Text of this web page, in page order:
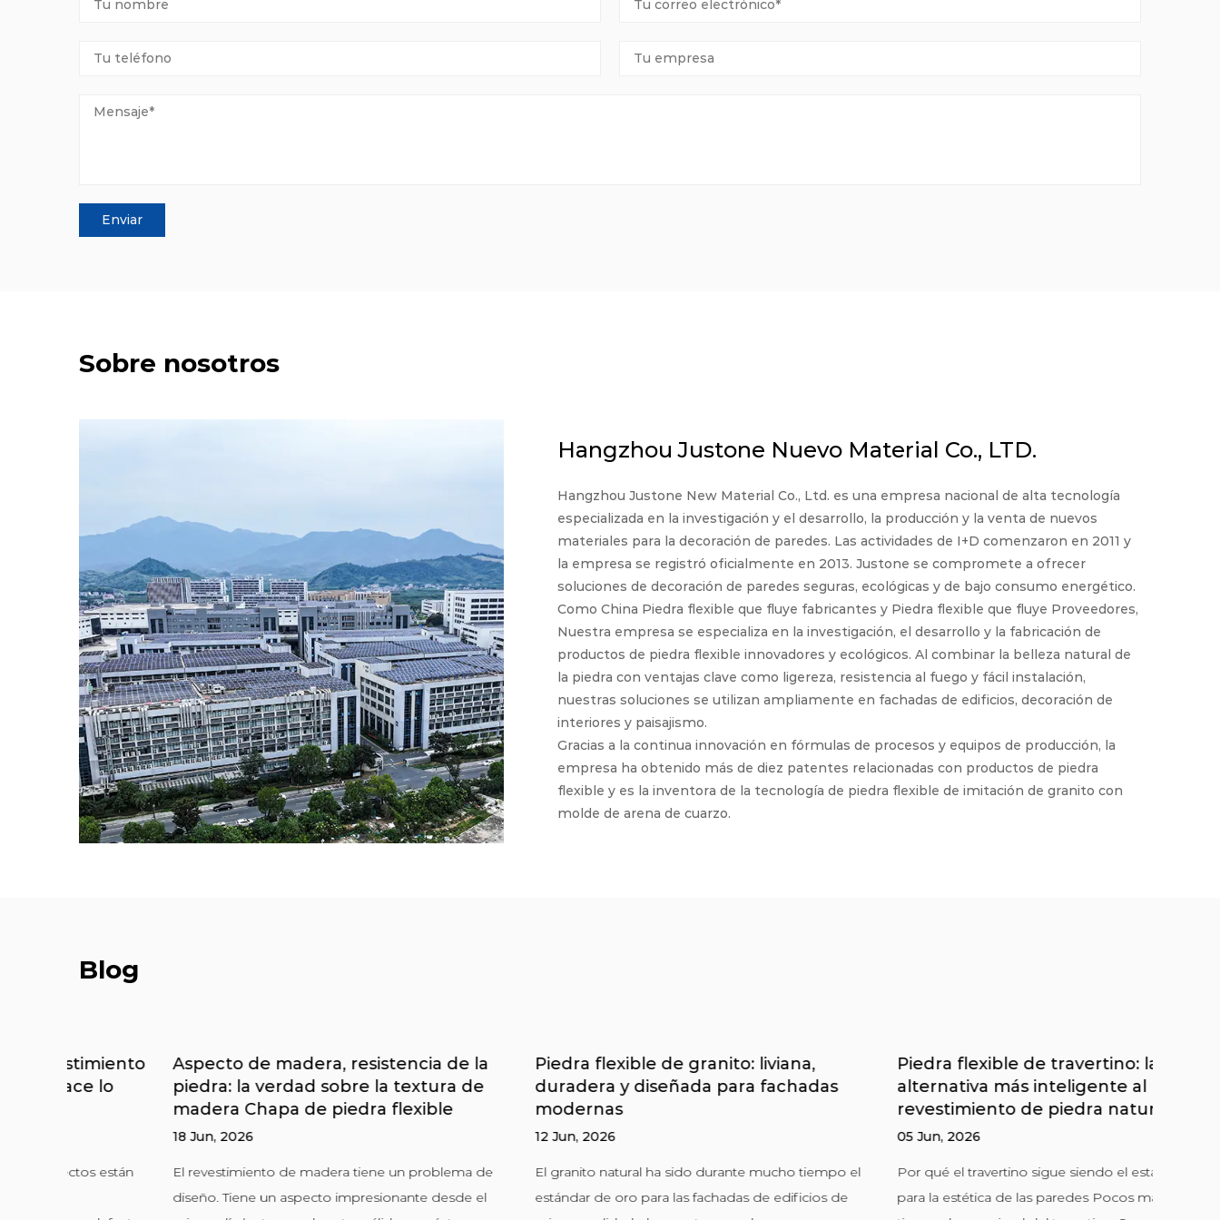
Sobre nosotros
Hangzhou Justone Nuevo Material Co., LTD.
Hangzhou Justone New Material Co., Ltd. es una empresa nacional de alta tecnología
especializada en la investigación y el desarrollo, la producción y la venta de nuevos
materiales para la decoración de paredes. Las actividades de I+D comenzaron en 2011 y
la empresa se registró oficialmente en 2013. Justone se compromete a ofrecer
soluciones de decoración de paredes seguras, ecológicas y de bajo consumo energético.
Como China Piedra flexible que fluye fabricantes y Piedra flexible que fluye Proveedores,
Nuestra empresa se especializa en la investigación, el desarrollo y la fabricación de
productos de piedra flexible innovadores y ecológicos. Al combinar la belleza natural de
la piedra con ventajas clave como ligereza, resistencia al fuego y fácil instalación,
nuestras soluciones se utilizan ampliamente en fachadas de edificios, decoración de
interiores y paisajismo.
Gracias a la continua innovación en fórmulas de procesos y equipos de producción, la
empresa ha obtenido más de diez patentes relacionadas con productos de piedra
flexible y es la inventora de la tecnología de piedra flexible de imitación de granito con
molde de arena de cuarzo.
Blog
Aspecto de madera, resistencia de la
piedra: la verdad sobre la textura de
madera Chapa de piedra flexible
El revestimiento de madera tiene un problema de
diseño. Tiene un aspecto impresionante desde el
Piedra flexible de granito: liviana,
duradera y diseñada para fachadas
modernas
El granito natural ha sido durante mucho tiempo el
estándar de oro para las fachadas de edificios de
Piedra flexible de travertino: la
alternativa más inteligente al
revestimiento de piedra natural
Por qué el travertino sigue siendo el estándar de oro
para la estética de las paredes Pocos materiales